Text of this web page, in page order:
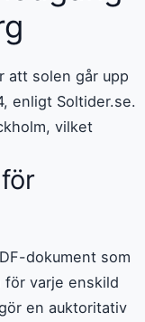
att solen går upp
enligt Soltider.se.
vilket
dokument som
varje enskild
en auktoritativ